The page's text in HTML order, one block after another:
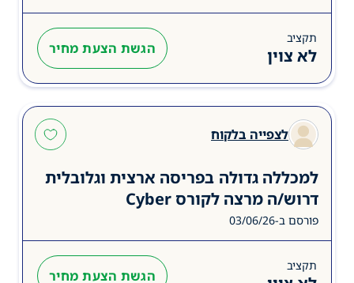
תקציב
לא צוין הגשת הצעת מחיר
לצפייה בלקוח
למכללה גדולה בפריסה ארצית וגלובלית
דרוש/ה מרצה לקורס Cyber
פורסם ב-03/06/26
תקציב
הגשת הצעת מחיר